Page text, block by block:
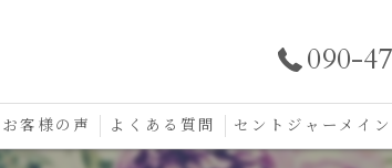
090-
お客様の声 よくある質問 セントジャーメイン